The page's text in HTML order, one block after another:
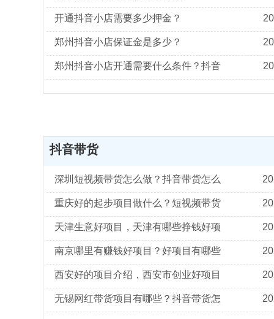
开通抖音小店需要多少押金？
郑州抖音小店保证金是多少？
抖音带货